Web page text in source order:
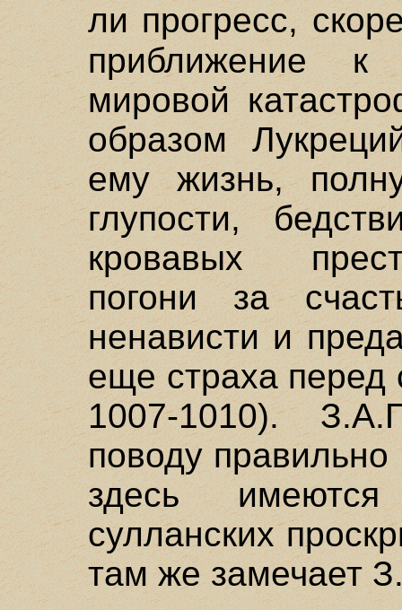
ли прогресс,
приближение к
мировой
образом
ему жизнь,
глупости,
кровавых
погони за
ненависти и
еще страха перед
1007-1010).
поводу правильно
здесь
сулланских
там же замечает